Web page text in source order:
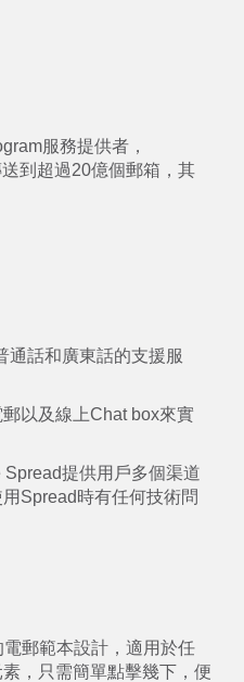
服務提供者，
到超過20億個郵箱，其
通話和廣東話的支援服
以及線上Chat box來實
提供用戶多個渠道
Spread時有任何技術問
郵範本設計，適用於任
，只需簡單點擊幾下，便